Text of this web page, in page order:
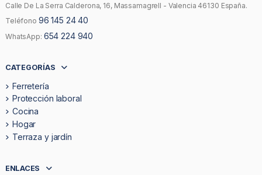
Calle De La Serra Calderona, 16, Massamagrell - Valencia 46130 España.
Teléfono 96 145 24 40
WhatsApp: 654 224 940
CATEGORÍAS
Ferretería
Protección laboral
Cocina
Hogar
Terraza y jardín
ENLACES